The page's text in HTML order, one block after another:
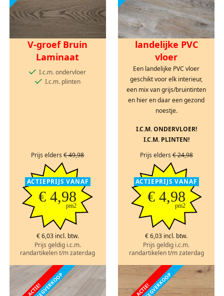
V-groef Bruin
Laminaat
I.c.m. ondervloer
I.c.m. plinten
Prijs elders€ 49,98
ACTIEPRIJS VANAF
€ 4,98
pm2
€ 6,03 incl. btw.
Prijs geldig i.c.m.
randartikelen t/m zaterdag
landelijke PVC
vloer
Een landelijke PVC vloer
geschikt voor elk interieur,
een mix van grijs/bruintinten
en hier en daar een gezond
noestje.
I.C.M. ONDERVLOER!
I.C.M. PLINTEN!
Prijs elders€ 24,98
ACTIEPRIJS VANAF
€ 4,98
pm2
€ 6,03 incl. btw.
Prijs geldig i.c.m.
randartikelen t/m zaterdag
ACTIE! ACTIE!